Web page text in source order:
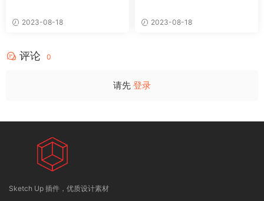
2023-08-18 2023-08-18
评论 0
请先 登录
Sketch Up 插件，优质设计素材